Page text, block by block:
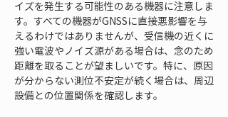
イズを発生する可能性のある機器に注意しま
す。すべての機器がGNSSに直接悪影響を与
えるわけではありませんが、受信機の近くに
強い電波やノイズ源がある場合は、念のため
距離を取ることが望ましいです。特に、原因
が分からない測位不安定が続く場合は、周辺
設備との位置関係を確認します。